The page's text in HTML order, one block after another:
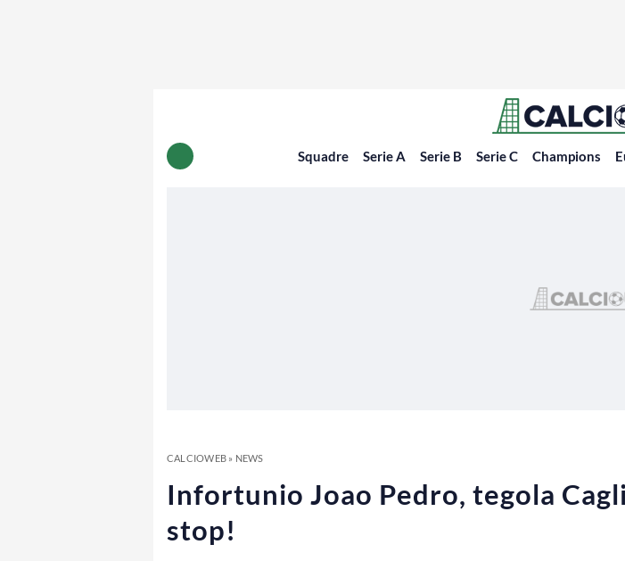
Squadre Serie A Serie B Serie C Champions
CALCIOWEB» NEWS
Infortunio Joao Pedro, tegola
stop!